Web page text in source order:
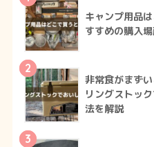
キャンプ用品
すすめの購入
2
非常食がまず
リングストッ
法を解説
3